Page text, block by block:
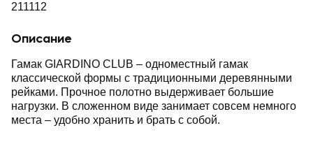
211112
Описание
Гамак GIARDINO CLUB – одноместный гамак
классической формы с традиционными деревянными
рейками. Прочное полотно выдерживает большие
нагрузки. В сложенном виде занимает совсем немного
места – удобно хранить и брать с собой.